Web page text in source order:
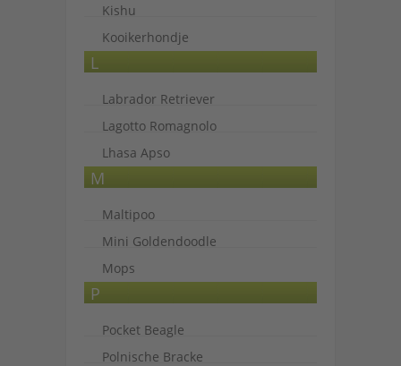
Kishu
Kooikerhondje
L
Labrador Retriever
Lagotto Romagnolo
Lhasa Apso
M
Maltipoo
Mini Goldendoodle
Mops
P
Pocket Beagle
Polnische Bracke